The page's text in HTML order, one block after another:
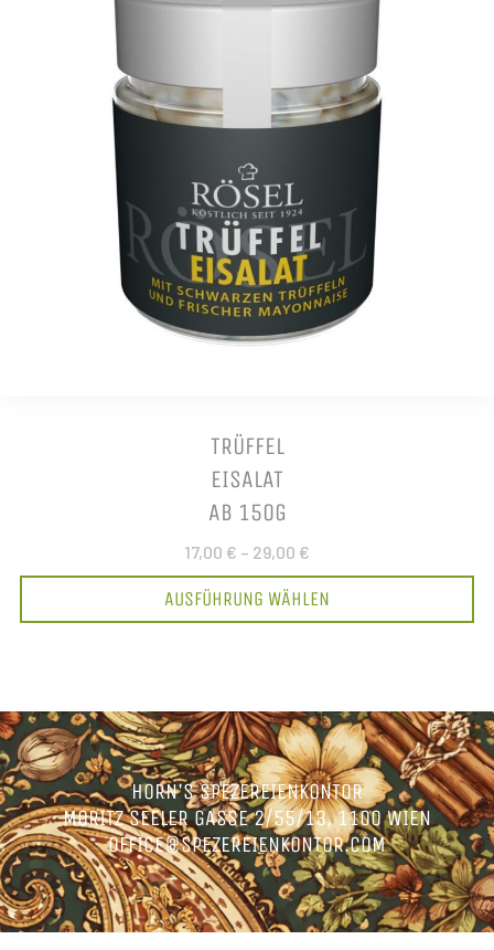
TRÜFFEL
EISALAT
AB 150G
17,00 € – 29,00 €
AUSFÜHRUNG WÄHLEN
HORN’S SPEZEREIENKONTOR
MORITZ SEELER GASSE 2/55/13, 1100 WIEN
OFFICE@SPEZEREIENKONTOR.COM